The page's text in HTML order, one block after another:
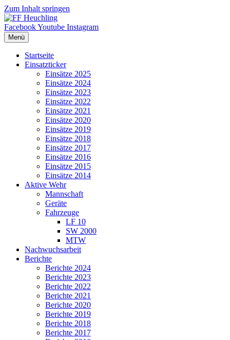
Zum Inhalt springen
FacebookYoutube Instagram
Menü
Startseite
Einsatzticker
Einsätze 2025
Einsätze 2024
Einsätze 2023
Einsätze 2022
Einsätze 2021
Einsätze 2020
Einsätze 2019
Einsätze 2018
Einsätze 2017
Einsätze 2016
Einsätze 2015
Einsätze 2014
Aktive Wehr
Mannschaft
Geräte
Fahrzeuge
LF 10
SW 2000
MTW
Nachwuchsarbeit
Berichte
Berichte 2024
Berichte 2023
Berichte 2022
Berichte 2021
Berichte 2020
Berichte 2019
Berichte 2018
Berichte 2017